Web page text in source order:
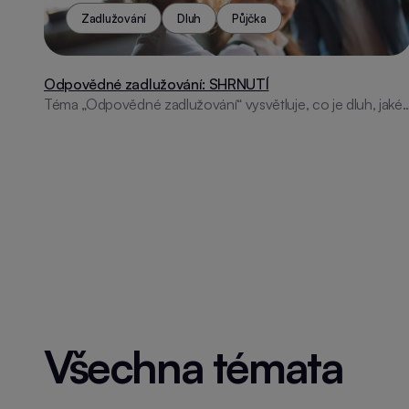
Zadlužování Dluh Půjčka
Odpovědné zadlužování: SHRNUTÍ
Téma „Odpovědné zadlužování“ vysvětluje, co je dluh, jaké
Všechna témata